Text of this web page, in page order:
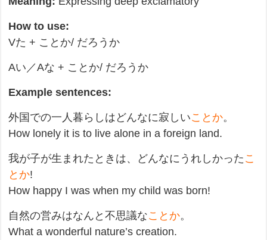
How to use:
Vた + ことか/ だろうか
Aい／Aな + ことか/ だろうか
Example sentences:
外国での一人暮らしはどんなに寂しいことか。
How lonely it is to live alone in a foreign land.
我が子が生まれたときは、どんなにうれしかった こ
とか!
How happy I was when my child was born!
自然の営みはなんと不思議なことか。
What a wonderful nature’s creation.